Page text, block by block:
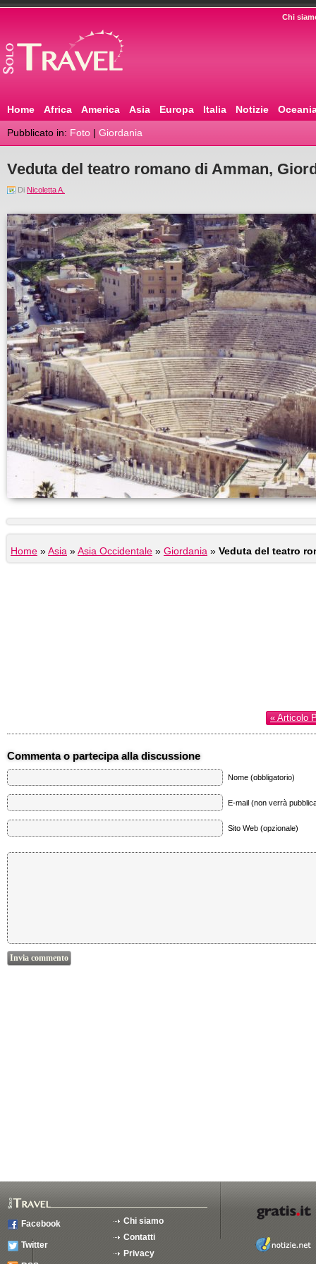
Chi
Home Africa America Asia Europa Italia Notizie
Pubblicato in: Foto | Giordania
Veduta del teatro romano di Amman,
Di Nicoletta A.
Home »Asia »Asia Occidentale » Giordania » Veduta del teatro
« Articolo
Commenta o partecipa alla discussione
Nome (obbligatorio)
E-mail (non verrà
Sito Web (opzionale)
Facebook
Twitter
Chi siamo
Contatti
Privacy